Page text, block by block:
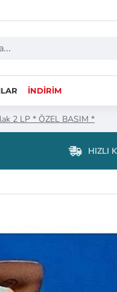
İNDIRIM
2 LP * ÖZEL BASIM *
HIZLI